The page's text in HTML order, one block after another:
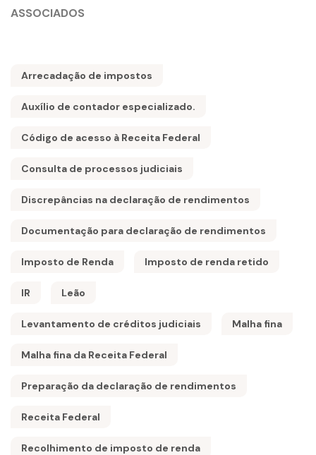
ASSOCIADOS
Arrecadação de impostos
Auxílio de contador especializado.
Código de acesso à Receita Federal
Consulta de processos judiciais
Discrepâncias na declaração de rendimentos
Documentação para declaração de rendimentos
Imposto de Renda Imposto de renda retido
IR Leão
Levantamento de créditos judiciais Malha fina
Malha fina da Receita Federal
Preparação da declaração de rendimentos
Receita Federal
Recolhimento de imposto de renda